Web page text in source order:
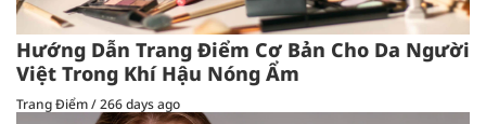
Hướng Dẫn Trang Điểm Cơ Bản Cho Da Người
Việt Trong Khí Hậu Nóng Ẩm
Trang Điểm/266 days ago